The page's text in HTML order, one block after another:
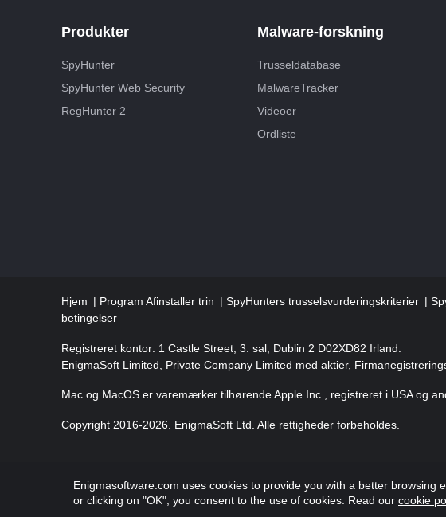
Produkter
SpyHunter
SpyHunter Web Security
RegHunter 2
Malware-forskning
Trusseldatabase
MalwareTracker
Videoer
Ordliste
Hjem Program Afinstaller trin SpyHunters trusselsvurderingskriterier
betingelser
Registreret kontor: 1 Castle Street, 3. sal, Dublin 2 D02XD82 Irland.
EnigmaSoft Limited, Private Company Limited med aktier,
Mac og MacOS er varemærker tilhørende Apple Inc., registreret i USA og
Copyright 2016-2026 . EnigmaSoft Ltd. Alle rettigheder forbeholdes.
Enigmasoftware.com uses cookies to provide you with a better
or clicking on "OK", you consent to the use of cookies. Read our cookie